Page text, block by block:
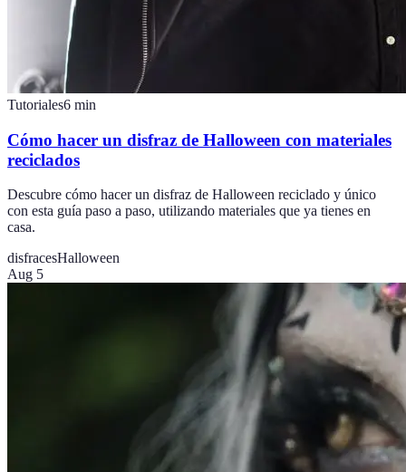
Tutoriales6 min
Cómo hacer un disfraz de Halloween con materiales
reciclados
Descubre cómo hacer un disfraz de Halloween reciclado y único
con esta guía paso a paso, utilizando materiales que ya tienes en
casa.
disfracesHalloween
Aug 5